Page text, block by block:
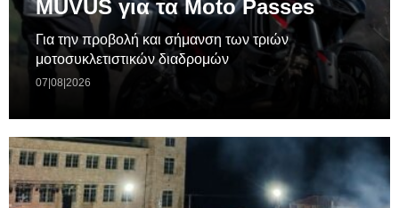
MUVUS για τα Moto Passes
Για την προβολή και σήμανση των τριών
μοτοσυκλετιστικών διαδρομών
07|08|2026